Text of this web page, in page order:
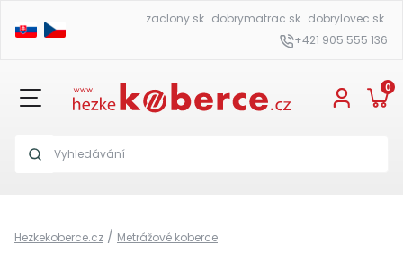
zaclony.sk dobrymatrac.sk dobrylovec.sk
+421 905 555 136
0
Hezkekoberce.cz / Metrážové koberce